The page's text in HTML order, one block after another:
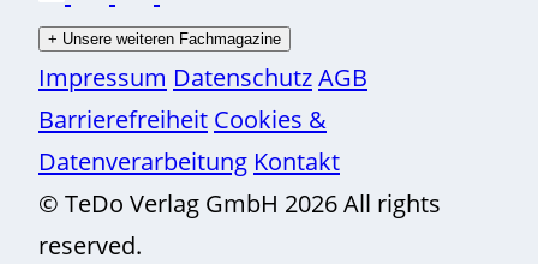
+ Unsere weiteren Fachmagazine
Impressum DatenschutzAGB
Barrierefreiheit Cookies &
Datenverarbeitung Kontakt
© TeDo Verlag GmbH 2026 All rights
reserved.